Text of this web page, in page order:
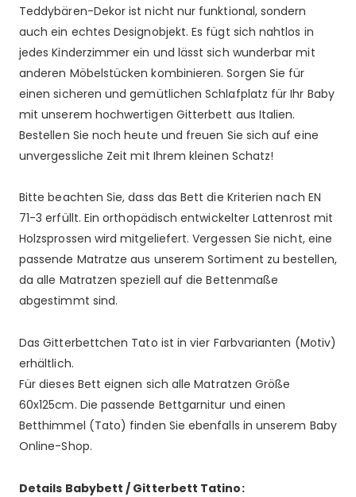
Teddybären-Dekor ist nicht nur funktional, sondern
auch ein echtes Designobjekt. Es fügt sich nahtlos in
jedes Kinderzimmer ein und lässt sich wunderbar mit
anderen Möbelstücken kombinieren. Sorgen Sie für
einen sicheren und gemütlichen Schlafplatz für Ihr Baby
mit unserem hochwertigen Gitterbett aus Italien.
Bestellen Sie noch heute und freuen Sie sich auf eine
unvergessliche Zeit mit Ihrem kleinen Schatz!
Bitte beachten Sie, dass das Bett die Kriterien nach EN
71-3 erfüllt. Ein orthopädisch entwickelter Lattenrost mit
Holzsprossen wird mitgeliefert. Vergessen Sie nicht, eine
passende Matratze aus unserem Sortiment zu bestellen,
da alle Matratzen speziell auf die Bettenmaße
abgestimmt sind.
Das Gitterbettchen Tato ist in vier Farbvarianten (Motiv)
erhältlich.
Für dieses Bett eignen sich alle Matratzen Größe
60x125cm. Die passende Bettgarnitur und einen
Betthimmel (Tato) finden Sie ebenfalls in unserem Baby
Online-Shop.
Details Babybett / Gitterbett Tatino: